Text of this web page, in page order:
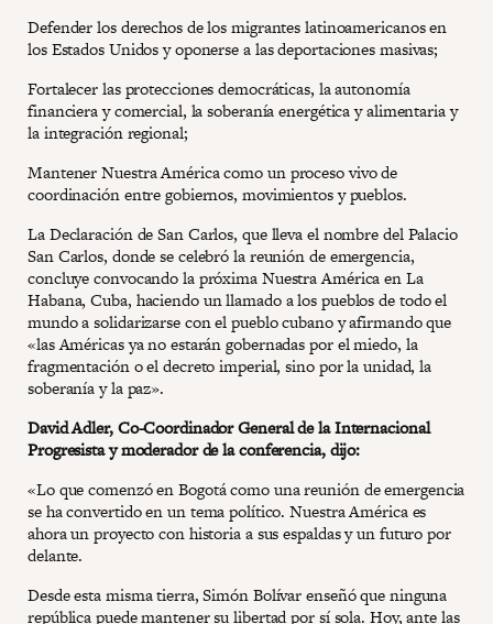
Defender los derechos de los migrantes latinoamericanos en
los Estados Unidos y oponerse a las deportaciones masivas;
Fortalecer las protecciones democráticas, la autonomía
financiera y comercial, la soberanía energética y alimentaria y
la integración regional;
Mantener Nuestra América como un proceso vivo de
coordinación entre gobiernos, movimientos y pueblos.
La Declaración de San Carlos, que lleva el nombre del Palacio
San Carlos, donde se celebró la reunión de emergencia,
concluye convocando la próxima Nuestra América en La
Habana, Cuba, haciendo un llamado a los pueblos de todo el
mundo a solidarizarse con el pueblo cubano y afirmando que
«las Américas ya no estarán gobernadas por el miedo, la
fragmentación o el decreto imperial, sino por la unidad, la
soberanía y la paz».
David Adler, Co-Coordinador General de la Internacional
Progresista y moderador de la conferencia, dijo:
«Lo que comenzó en Bogotá como una reunión de emergencia
se ha convertido en un tema político. Nuestra América es
ahora un proyecto con historia a sus espaldas y un futuro por
delante.
Desde esta misma tierra, Simón Bolívar enseñó que ninguna
república puede mantener su libertad por sí sola. Hoy, ante las